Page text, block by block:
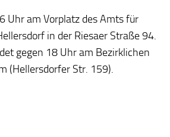
Uhr am Vorplatz des Amts für
in der Riesaer Straße 94.
gegen 18 Uhr am Bezirklichen
(Hellersdorfer Str. 159).